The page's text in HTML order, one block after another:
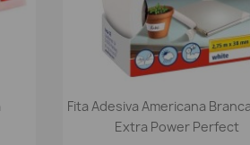
Vista rápida
Fita Adesiva Americana
Extra Power Perfect